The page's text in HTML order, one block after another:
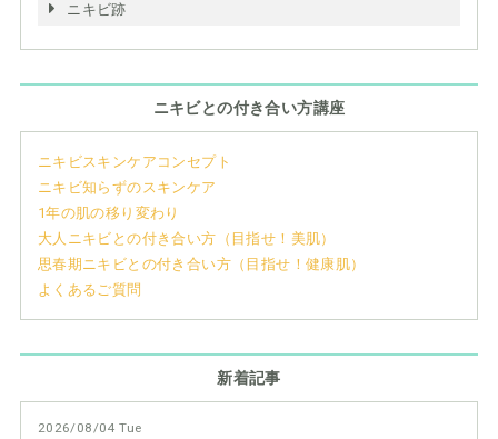
ニキビ跡
ニキビとの付き合い方講座
ニキビスキンケアコンセプト
ニキビ知らずのスキンケア
1年の肌の移り変わり
大人ニキビとの付き合い方（目指せ！美肌）
思春期ニキビとの付き合い方（目指せ！健康肌）
よくあるご質問
新着記事
2026/08/04 Tue